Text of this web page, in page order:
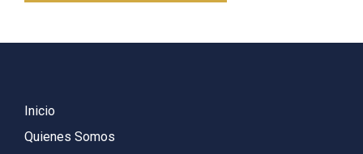
Inicio
Quienes Somos